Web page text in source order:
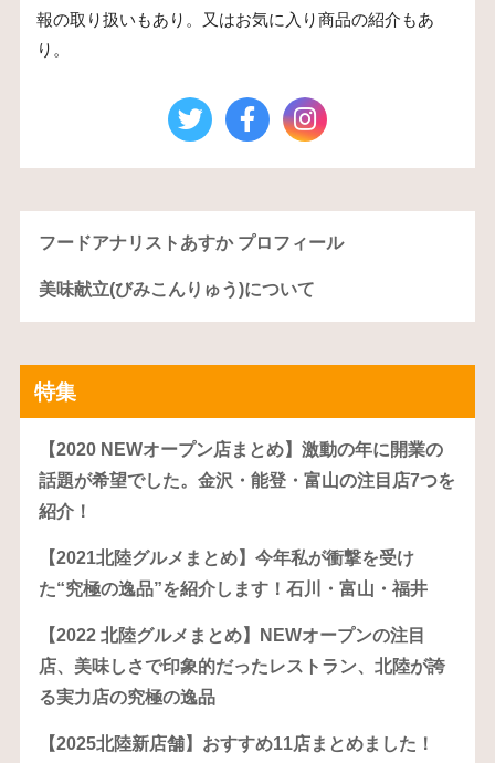
報の取り扱いもあり。又はお気に入り商品の紹介もあ
り。
フードアナリストあすか プロフィール
美味献立(びみこんりゅう)について
特集
【2020 NEWオープン店まとめ】激動の年に開業の
話題が希望でした。金沢・能登・富山の注目店7つを
紹介！
【2021北陸グルメまとめ】今年私が衝撃を受け
た“究極の逸品”を紹介します！石川・富山・福井
【2022 北陸グルメまとめ】NEWオープンの注目
店、美味しさで印象的だったレストラン、北陸が誇
る実力店の究極の逸品
【2025北陸新店舗】おすすめ11店まとめました！